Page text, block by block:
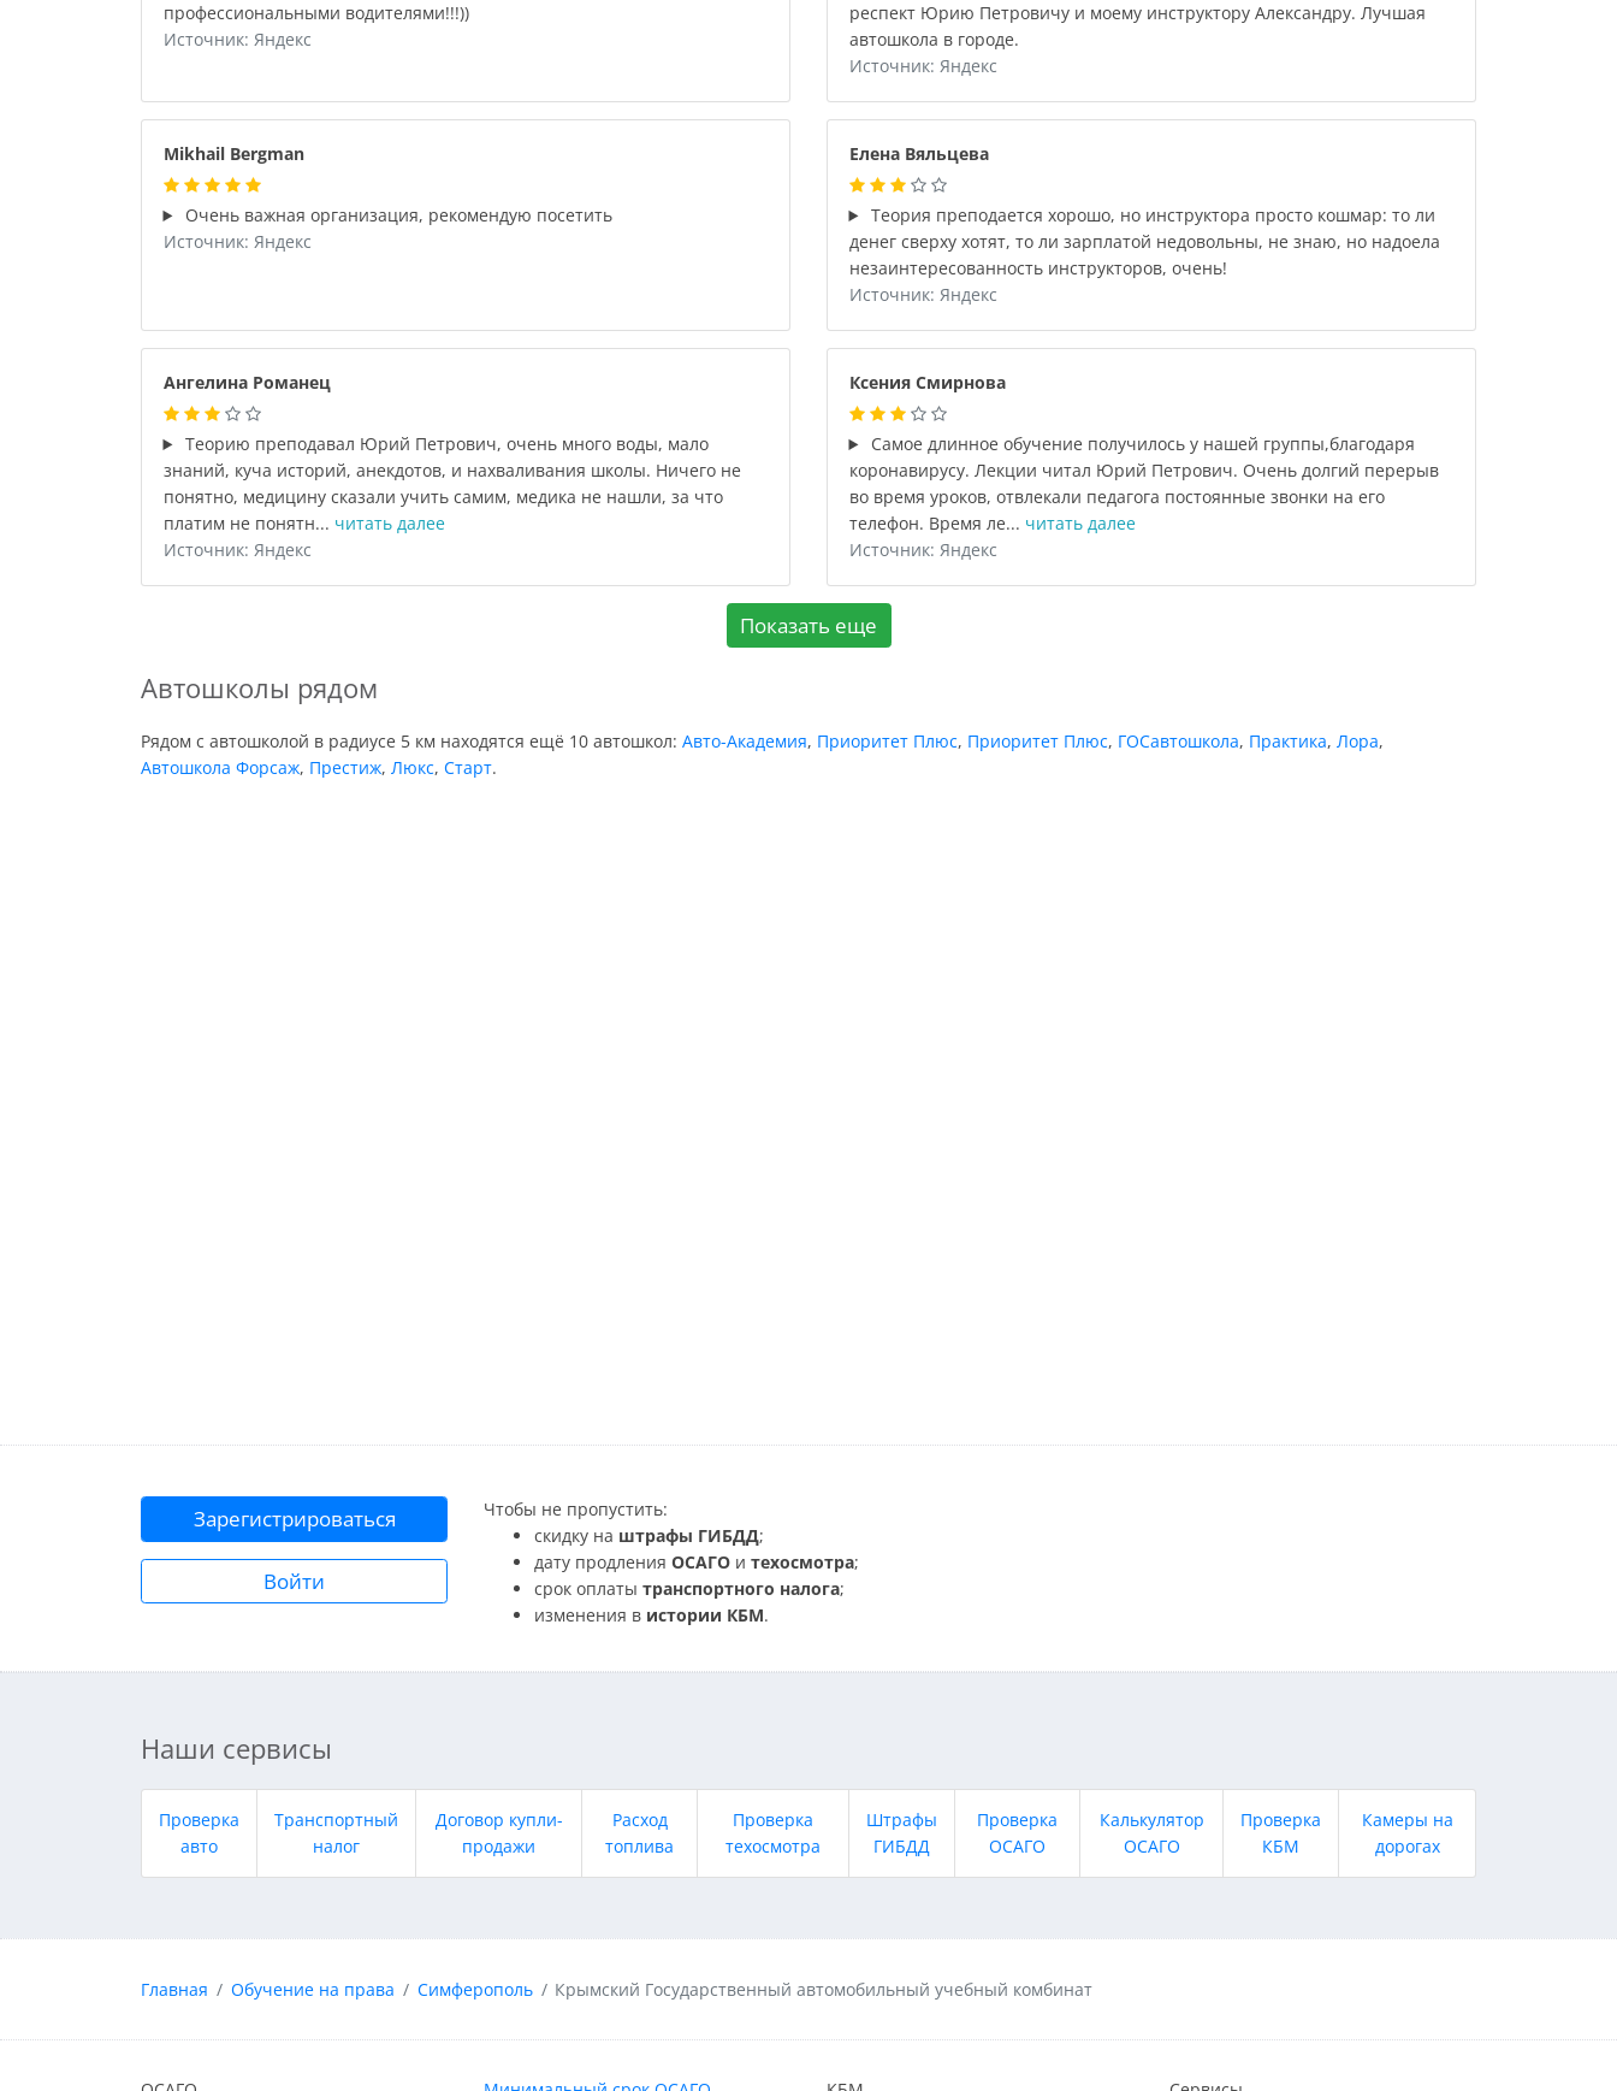
профессиональными водителями!!!))
Источник: Яндекс
респект Юрию Петровичу и моему инструктору Александру. Лучшая
автошкола в городе.
Источник: Яндекс
Mikhail Bergman
Очень важная организация, рекомендую посетить
Источник: Яндекс
Елена Вяльцева
Теория преподается хорошо, но инструктора просто кошмар: то ли
денег сверху хотят, то ли зарплатой недовольны, не знаю, но надоела
незаинтересованность инструкторов, очень!
Источник: Яндекс
Ангелина Романец
Теорию преподавал Юрий Петрович, очень много воды, мало
знаний, куча историй, анекдотов, и нахваливания школы. Ничего не
понятно, медицину сказали учить самим, медика не нашли, за что
платим не понятн... читать далее
Источник: Яндекс
Ксения Смирнова
Самое длинное обучение получилось у нашей группы,благодаря
коронавирусу. Лекции читал Юрий Петрович. Очень долгий перерыв
во время уроков, отвлекали педагога постоянные звонки на его
телефон. Время ле... читать далее
Источник: Яндекс
Показать еще
Автошколы рядом
Рядом с автошколой в радиусе 5 км находятся ещё 10 автошкол: Авто-Академия, Приоритет Плюс, Приоритет Плюс, ГОСавтошкола, Практика, Лора,
Автошкола Форсаж, Престиж, Люкс, Старт.
Зарегистрироваться
Войти
Чтобы не пропустить:
скидку на штрафы ГИБДД;
дату продления ОСАГО и техосмотра;
срок оплаты транспортного налога;
изменения в истории КБМ.
Наши сервисы
Проверка
авто
Транспортный
налог
Договор купли-
продажи
Расход
топлива
Проверка
техосмотра
Штрафы
ГИБДД
Проверка
ОСАГО
Калькулятор
ОСАГО
Проверка
КБМ
Камеры на
дорогах
Главная Обучение на права Симферополь Крымский Государственный автомобильный учебный комбинат